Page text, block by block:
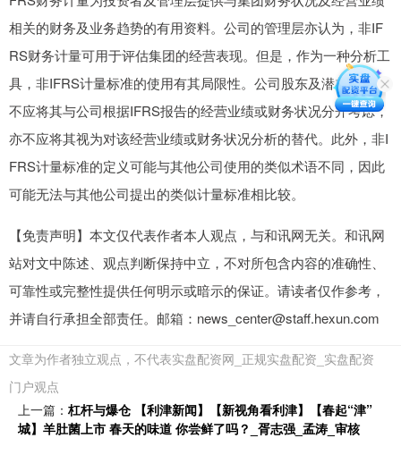
相关的财务及业务趋势的有用资料。公司的管理层亦认为，非IF
RS财务计量可用于评估集团的经营表现。但是，作为一种分析工
具，非IFRS计量标准的使用有其局限性。公司股东及潜在投资者
不应将其与公司根据IFRS报告的经营业绩或财务状况分开考虑，
亦不应将其视为对该经营业绩或财务状况分析的替代。此外，非I
FRS计量标准的定义可能与其他公司使用的类似术语不同，因此
可能无法与其他公司提出的类似计量标准相比较。
【免责声明】本文仅代表作者本人观点，与和讯网无关。和讯网
站对文中陈述、观点判断保持中立，不对所包含内容的准确性、
可靠性或完整性提供任何明示或暗示的保证。请读者仅作参考，
并请自行承担全部责任。邮箱：news_center@staff.hexun.com
文章为作者独立观点，不代表实盘配资网_正规实盘配资_实盘配资
门户观点
上一篇： 杠杆与爆仓 【利津新闻】【新视角看利津】【春起“津”
城】羊肚菌上市 春天的味道 你尝鲜了吗？_胥志强_孟涛_审核